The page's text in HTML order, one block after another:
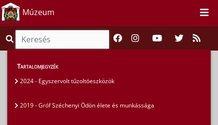
Múzeum
Kiállítások >
„Szent Flórián a védőszent” című időszaki kiállítás
Tartalomjegyzék
2024 - Egyszervolt tűzoltóeszközök
2019 - Gróf Széchenyi Ödön élete és munkássága